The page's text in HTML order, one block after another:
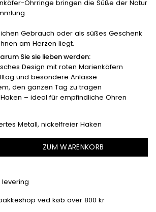
Ohrringe bringen die Süße der Natur
Gebrauch oder als süßes Geschenk
am Herzen liegt.
Sie sie lieben werden:
Design mit roten Marienkäfern
und besondere Anlässe
den ganzen Tag zu tragen
Haken – ideal für empfindliche Ohren
Metall, nickelfreier Haken
ZUM WARENKORB
ved køb over 800 kr